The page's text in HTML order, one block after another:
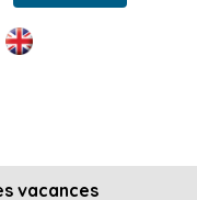
vacances